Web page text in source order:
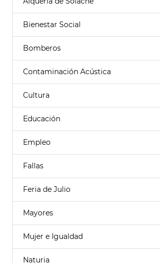
Bienestar Social
Bomberos
Contaminación Acústica
Cultura
Educación
Empleo
Fallas
Feria de Julio
Mayores
Mujer e Igualdad
Naturia